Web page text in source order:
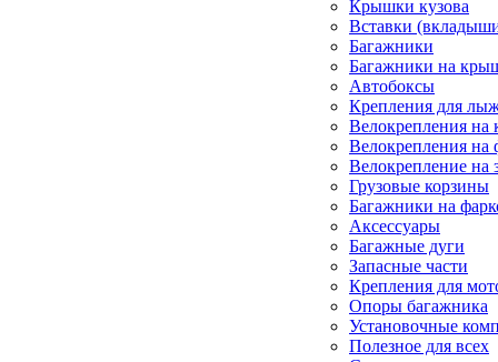
Крышки кузова
Вставки
Багажники
Багажники на
Автобоксы
Крепления для
Велокрепления
Велокрепления на
Велокрепление на
Грузовые корзины
Багажники на
Аксессуары
Багажные дуги
Запасные части
Крепления для
Опоры багажника
Установочные
Полезное для всех